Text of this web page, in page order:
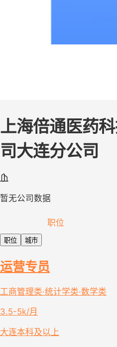
上海倍通医药
司大连分公司
暂无公司数据
职位
职位 城市
运营专员
工商管理类·统计学类·数学类
3.5-5k/月
大连本科及以上